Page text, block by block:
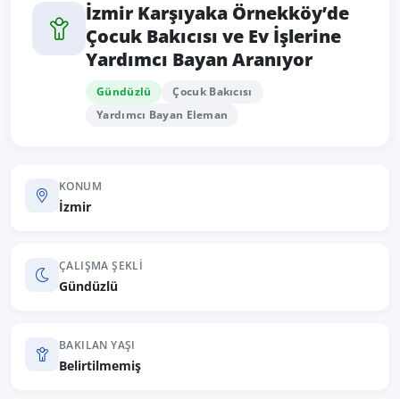
İzmir Karşıyaka Örnekköy’de
Çocuk Bakıcısı ve Ev İşlerine
Yardımcı Bayan Aranıyor
Gündüzlü
Çocuk Bakıcısı
Yardımcı Bayan Eleman
KONUM
İzmir
ÇALIŞMA ŞEKLI
Gündüzlü
BAKILAN YAŞI
Belirtilmemiş